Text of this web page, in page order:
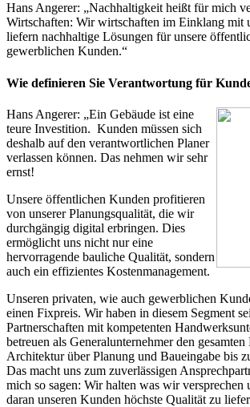
Hans Angerer: „Nachhaltigkeit heißt für mich
Wirtschaften: Wir wirtschaften im Einklang mit
liefern nachhaltige Lösungen für unsere
gewerblichen Kunden.“
Wie definieren Sie Verantwortung für
Hans Angerer: „Ein Gebäude ist eine
teure Investition. Kunden müssen sich
deshalb auf den verantwortlichen Planer
verlassen können. Das nehmen wir sehr
ernst!
Unsere öffentlichen Kunden profitieren
von unserer Planungsqualität, die wir
durchgängig digital erbringen. Dies
ermöglicht uns nicht nur eine
hervorragende bauliche Qualität, sondern
auch ein effizientes Kostenmanagement.
Unseren privaten, wie auch gewerblichen
einen Fixpreis. Wir haben in diesem Segment
Partnerschaften mit kompetenten
betreuen als Generalunternehmer den
Architektur über Planung und Baueingabe bis
Das macht uns zum zuverlässigen
mich so sagen: Wir halten was wir versprechen
daran unseren Kunden höchste Qualität zu